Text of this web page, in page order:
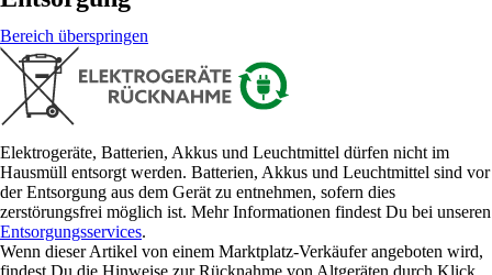
Bereich überspringen
Elektrogeräte, Batterien, Akkus und Leuchtmittel dürfen nicht im
Hausmüll entsorgt werden. Batterien, Akkus und Leuchtmittel sind vor
der Entsorgung aus dem Gerät zu entnehmen, sofern dies
zerstörungsfrei möglich ist. Mehr Informationen findest Du bei unseren
Entsorgungsservices.
Wenn dieser Artikel von einem Marktplatz-Verkäufer angeboten wird,
findest Du die Hinweise zur Rücknahme von Altgeräten durch Klick